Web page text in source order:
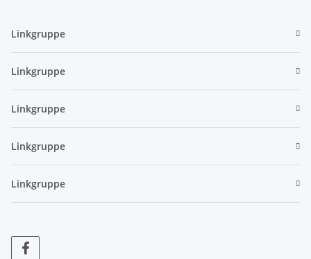
Linkgruppe
Linkgruppe
Linkgruppe
Linkgruppe
Linkgruppe